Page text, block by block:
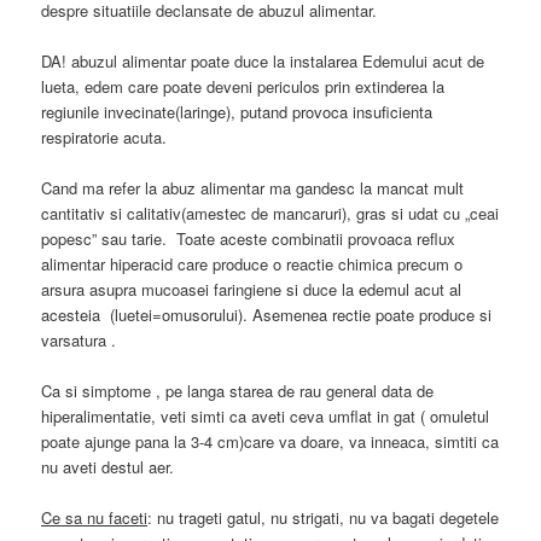
despre situatiile declansate de abuzul alimentar.
DA! abuzul alimentar poate duce la instalarea Edemului acut de
lueta, edem care poate deveni periculos prin extinderea la
regiunile invecinate(laringe), putand provoca insuficienta
respiratorie acuta.
Cand ma refer la abuz alimentar ma gandesc la mancat mult
cantitativ si calitativ(amestec de mancaruri), gras si udat cu „ceai
popesc” sau tarie. Toate aceste combinatii provoaca reflux
alimentar hiperacid care produce o reactie chimica precum o
arsura asupra mucoasei faringiene si duce la edemul acut al
acesteia (luetei=omusorului). Asemenea rectie poate produce si
varsatura .
Ca si simptome , pe langa starea de rau general data de
hiperalimentatie, veti simti ca aveti ceva umflat in gat ( omuletul
poate ajunge pana la 3-4 cm)care va doare, va inneaca, simtiti ca
nu aveti destul aer.
Ce sa nu faceti: nu trageti gatul, nu strigati, nu va bagati degetele